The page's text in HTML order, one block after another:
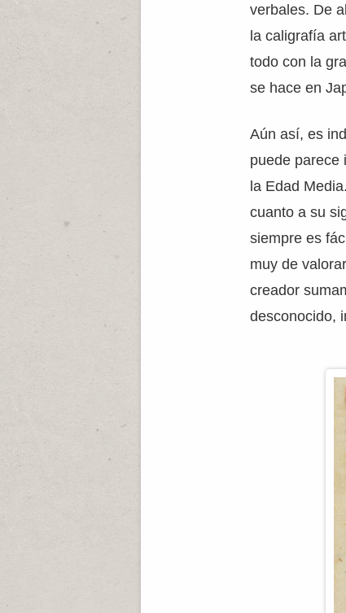
verbales. De
la caligrafía
todo con la
se hace en
Aún así, es
puede parece
la Edad
cuanto a su
siempre es
muy de
creador
desconocido,